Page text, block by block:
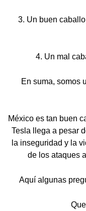
3. Un buen
4. Un mal
En suma, somos
México es tan buen
Tesla llega a pesar
la inseguridad y la
de los ataques
Aquí algunas